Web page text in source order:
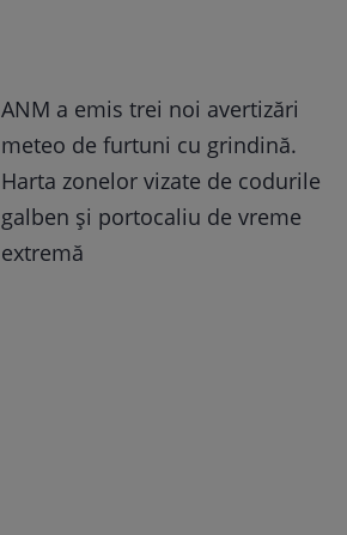
ANM a emis trei noi avertizări
meteo de furtuni cu grindină.
Harta zonelor vizate de codurile
galben și portocaliu de vreme
extremă